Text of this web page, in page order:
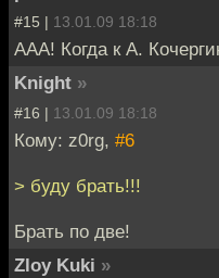
#15 | 13.01.09 18:18
ААА! Когда к А.
Knight »
#16 | 13.01.09 18:18
Кому: z0rg, #6
> буду брать!!!
Брать по две!
Zloy Kuki »